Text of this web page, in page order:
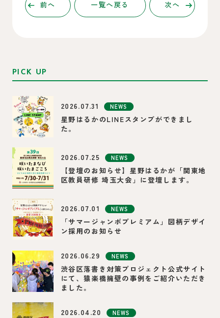
前へ 一覧へ戻る 次へ
PICK UP
2026.07.31 NEWS
星野はるかのLINEスタンプができまし
た。
2026.07.25 NEWS
【登壇のお知らせ】星野はるかが「関東地
区教員研修 埼玉大会」に登壇します。
2026.07.01 NEWS
「サマージャンボプレミアム」図柄デザイ
ン採用のお知らせ
2026.06.29 NEWS
渋谷区落書き対策プロジェクト公式サイト
にて、猿楽橋擁壁の事例をご紹介いただき
ました。
2026.04.20 NEWS